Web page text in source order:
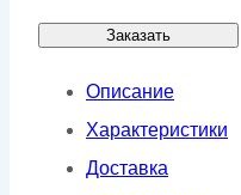
Заказать
Описание
Характеристики
Доставка